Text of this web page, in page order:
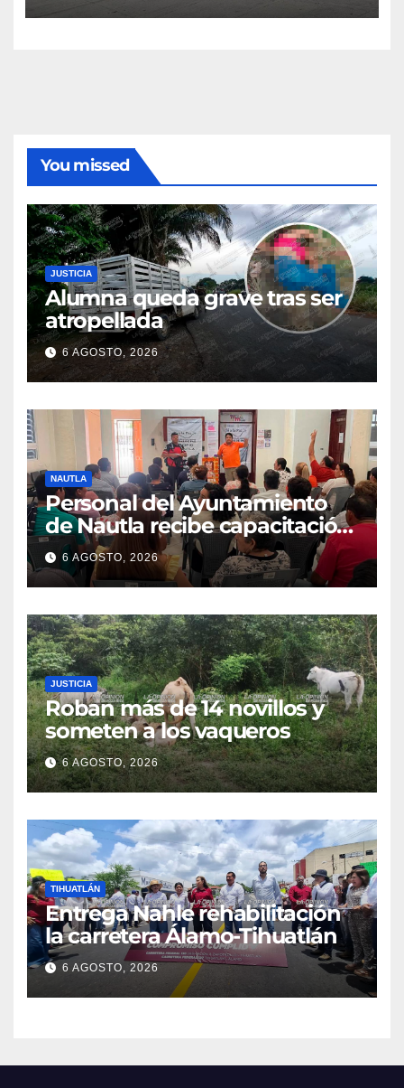
You missed
JUSTICIA
Alumna queda grave tras ser
atropellada
6 AGOSTO, 2026
NAUTLA
Personal del Ayuntamiento
de Nautla recibe capacitación
en atención a emergencias
6 AGOSTO, 2026
JUSTICIA
Roban más de 14 novillos y
someten a los vaqueros
6 AGOSTO, 2026
TIHUATLÁN
Entrega Nahle rehabilitación
la carretera Álamo-Tihuatlán
6 AGOSTO, 2026